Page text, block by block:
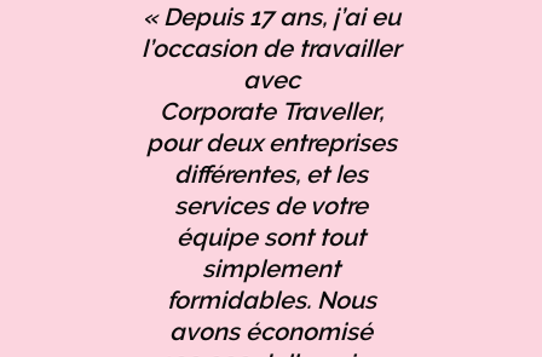
« Depuis 17 ans, j’ai eu
l’occasion de travailler
avec
Corporate Traveller,
pour deux entreprises
différentes, et les
services de votre
équipe sont tout
simplement
formidables. Nous
avons économisé